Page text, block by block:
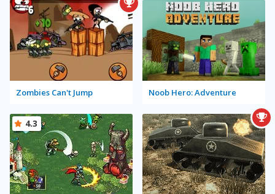
Zombies Can't Jump Noob Hero: Adventure
4.3